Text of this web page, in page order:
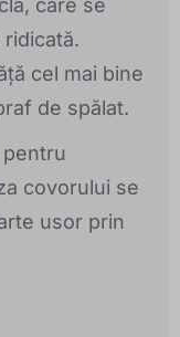
care se
cel mai bine
de spălat.
covorului se
usor prin